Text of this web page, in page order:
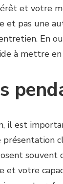
et votre
et pas une
En
à mettre
il est
présentation
souvent
et votre